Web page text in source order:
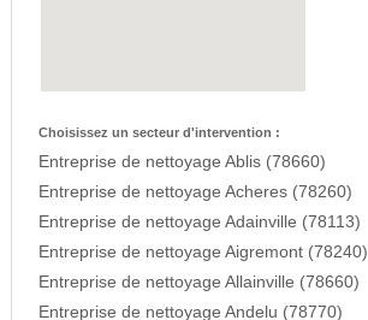
Choisissez un secteur d'intervention :
Entreprise de nettoyage Ablis (78660)
Entreprise de nettoyage Acheres (78260)
Entreprise de nettoyage Adainville (78113)
Entreprise de nettoyage Aigremont (78240)
Entreprise de nettoyage Allainville (78660)
Entreprise de nettoyage Andelu (78770)